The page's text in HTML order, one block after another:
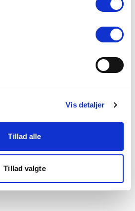
Vis detaljer
Tillad alle
Tillad valgte